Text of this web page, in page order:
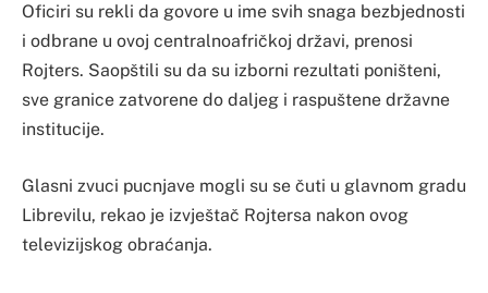
Oficiri su rekli da govore u ime svih snaga bezbjednosti
i odbrane u ovoj centralnoafričkoj državi, prenosi
Rojters. Saopštili su da su izborni rezultati poništeni,
sve granice zatvorene do daljeg i raspuštene državne
institucije.
Glasni zvuci pucnjave mogli su se čuti u glavnom gradu
Librevilu, rekao je izvještač Rojtersa nakon ovog
televizijskog obraćanja.